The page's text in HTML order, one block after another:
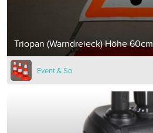
Triopan (Warndreieck) Höhe 60cm
Event & So